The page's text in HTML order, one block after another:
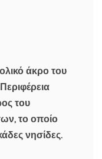
άκρο του
του
το οποίο
νησίδες.